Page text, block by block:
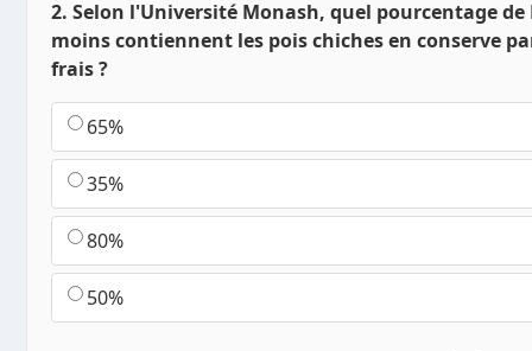
2. Selon l'Université Monash, quel pourcentage de
moins contiennent les pois chiches en conserve
frais ?
65%
35%
80%
50%